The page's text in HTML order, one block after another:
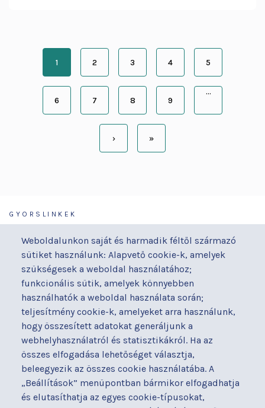
Weboldalunkon saját és harmadik féltől származó
sütiket használunk: Alapvető cookie-k, amelyek
szükségesek a weboldal használatához;
funkcionális sütik, amelyek könnyebben
használhatók a weboldal használata során;
teljesítmény cookie-k, amelyeket arra használunk,
hogy összesített adatokat generáljunk a
webhelyhasználatról és statisztikákról. Ha az
összes elfogadása lehetőséget választja,
beleegyezik az összes cookie használatába. A
„Beállítások” menüpontban bármikor elfogadhatja
és elutasíthatja az egyes cookie-típusokat,
Oldalszámozás
Jelenlegi
1
Page
2
Page
3
Page
4
Page
5
Page
6
Page
7
Page
8
Page
9
…
Következő
›
Utolsó
»
GYORSLINKEK
Orvosaink
Osztályaink
Kapcsolat
Akadálymentesítési
nyilatkozat
Alapítványaink
Betegjogi képviselő
Címek és telefonszámok
Diagnosztika
Események
Gyermekmegőrző
Házirend
Hírek
Parkolás
Térítéses ellátás
Videógaléria
Visszajelzések
Várólista
Közérdekű adatok